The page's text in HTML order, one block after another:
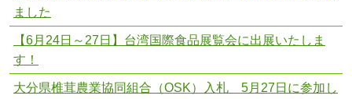
ました
【6月24日～27日】台湾国際食品展覧会に出展いたしま
す！
大分県椎茸農業協同組合（OSK）入札 5月27日に参加し